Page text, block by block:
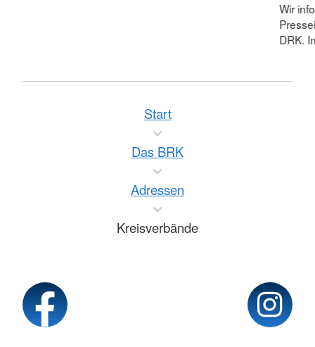
Wir
DRK.
Start
Das BRK
Adressen
Kreisverbände